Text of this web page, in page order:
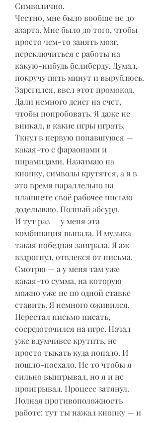
Символично.
Честно, мне было вообще не до
азарта. Мне было до того, чтобы
просто чем-то занять мозг,
переключиться с работы на
какую-нибудь белиберду. Думал,
покручу пять минут и вырублюсь.
Зарегился, ввел этот промокод.
Дали немного денег на счет,
чтобы попробовать. Я даже не
вникал, в какие игры играть.
Ткнул в первую попавшуюся —
какая-то с фараонами и
пирамидами. Нажимаю на
кнопку, символы крутятся, а я в
это время параллельно на
планшете своё рабочее письмо
доделываю. Полный абсурд.
И тут раз — у меня эта
комбинация выпала. И музыка
такая победная заиграла. Я аж
вздрогнул, отвлекся от письма.
Смотрю — а у меня там уже
какая-то сумма, на которую
можно уже не по одной ставке
ставить. Я немного оживился.
Перестал письмо писать,
сосредоточился на игре. Начал
уже вдумчивее крутить, не
просто тыкать куда попало. И
пошло-поехало. Не то чтобы я
сильно выигрывал, но я и не
проигрывал. Процесс затянул.
Полная противоположность
работе: тут ты нажал кнопку — и